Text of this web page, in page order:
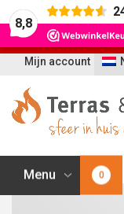
8,8
Mijn account
Menu 0
Let op: t/m